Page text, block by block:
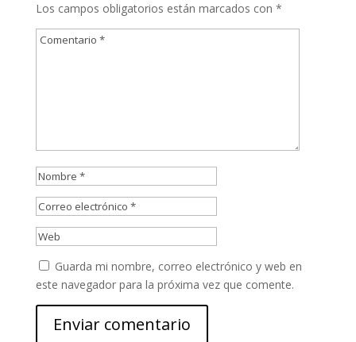
Los campos obligatorios están marcados con *
Guarda mi nombre, correo electrónico y web en
este navegador para la próxima vez que comente.